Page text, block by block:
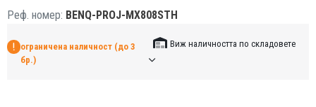
Реф. номер: BENQ-PROJ-MX808STH
ограничена наличност (до 3
бр.)
Виж наличността по складовете